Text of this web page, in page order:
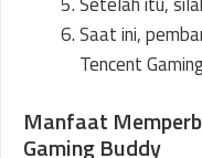
Saat ini,
Tencent
Manfaat
Gaming Buddy